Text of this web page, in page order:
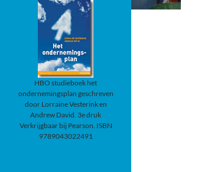
HBO studieboek het
ondernemingsplan geschreven
door Lorraine Vesterink en
Andrew David. 3e druk
Verkrijgbaar bij Pearson. ISBN
9789043022491